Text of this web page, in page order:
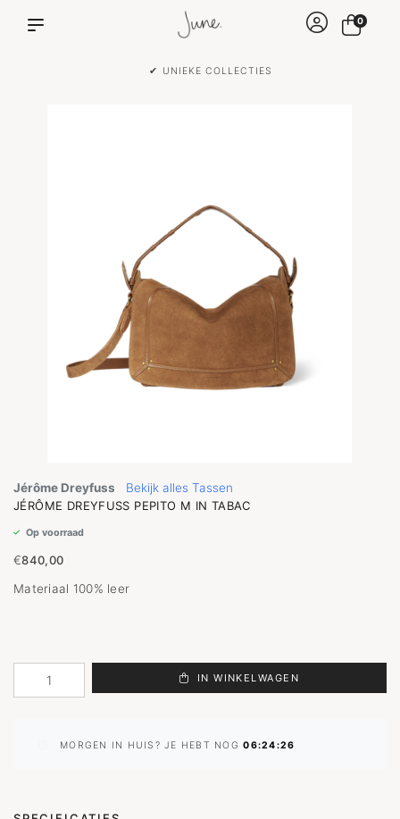
✔ VOOR 15:00 BESTELD IS DEZELFDE DAG
0
Jérôme Dreyfuss
Bekijk alles Tassen
JÉRÔME DREYFUSS PEPITO M IN TABAC
Op voorraad
€840,00
Materiaal 100% leer
IN WINKELWAGEN
MORGEN IN HUIS? JE HEBT NOG06:24:26